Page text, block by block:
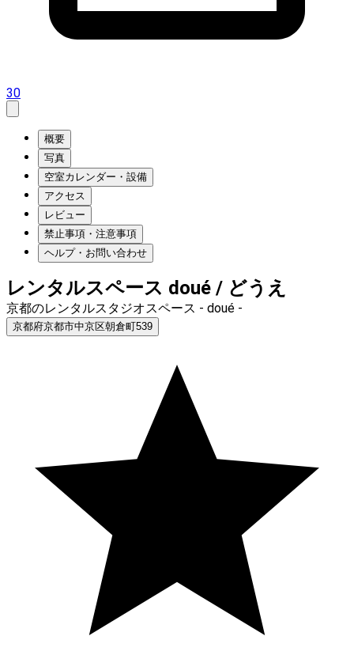
30
概要
写真
空室カレンダー・設備
アクセス
レビュー
禁止事項・注意事項
ヘルプ・お問い合わせ
レンタルスペース doué / どうえ
京都のレンタルスタジオスペース - doué -
京都府京都市中京区朝倉町539